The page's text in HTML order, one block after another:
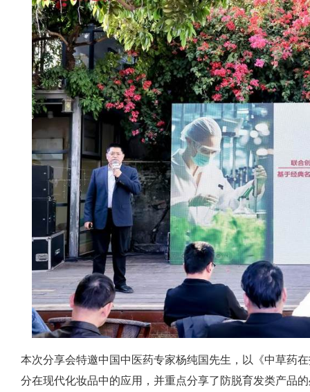
本次分享会特邀中国中医药专家杨纯国先生，以《中草药
分在现代化妆品中的应用，并重点分享了防脱育发类产品